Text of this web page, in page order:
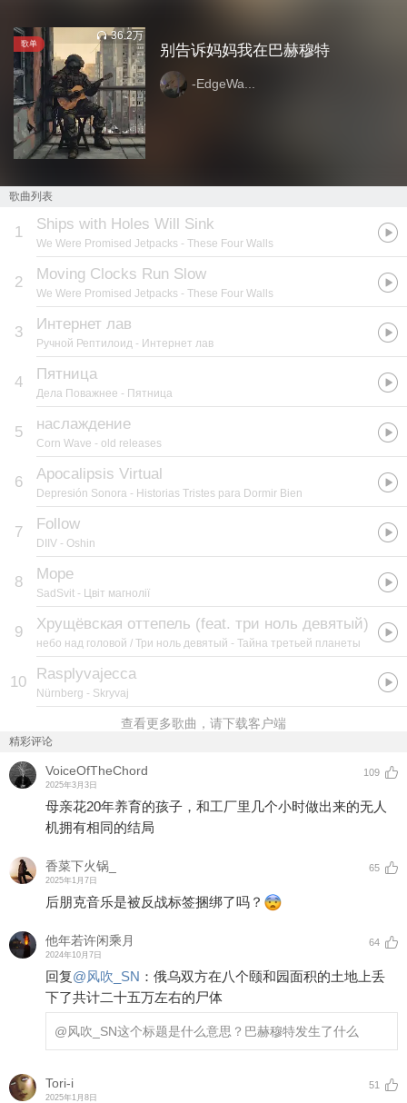
歌单
36.2万
别告诉妈妈我在巴赫穆特
-EdgeWa...
歌曲列表
1 Ships with Holes Will Sink
We Were Promised Jetpacks - These Four Walls
2 Moving Clocks Run Slow
We Were Promised Jetpacks - These Four Walls
3 Интернет лав
Ручной Рептилоид - Интернет лав
4 Пятница
Дела Поважнее - Пятница
5 наслаждение
Corn Wave - old releases
6 Apocalipsis Virtual
Depresión Sonora - Historias Tristes para Dormir Bien
7 Follow
DIIV - Oshin
8 Море
SadSvit - Цвіт магнолії
9 Хрущёвская оттепель (feat. три ноль девятый)
небо над головой / Три ноль девятый - Тайна третьей планеты
10 Rasplyvajecca
Nürnberg - Skryvaj
查看更多歌曲，请下载客户端
精彩评论
VoiceOfTheChord
2025年3月3日
109
母亲花20年养育的孩子，和工厂里几个小时做出来的无人
机拥有相同的结局
香菜下火锅_
2025年1月7日
65
后朋克音乐是被反战标签捆绑了吗？
他年若许闲乘月
2024年10月7日
64
回复@风吹_SN ： 俄乌双方在八个颐和园面积的土地上丢
下了共计二十五万左右的尸体
@风吹_SN这个标题是什么意思？巴赫穆特发生了什么
Tori-i
2025年1月8日
51